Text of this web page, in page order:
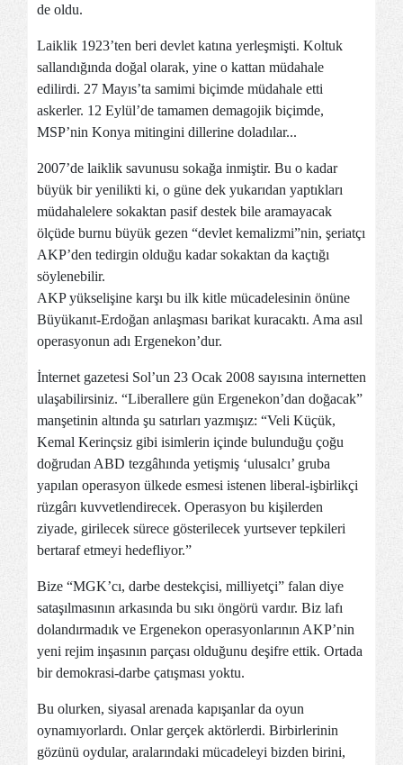
de oldu.
Laiklik 1923’ten beri devlet katına yerleşmişti. Koltuk
sallandığında doğal olarak, yine o kattan müdahale
edilirdi. 27 Mayıs’ta samimi biçimde müdahale etti
askerler. 12 Eylül’de tamamen demagojik biçimde,
MSP’nin Konya mitingini dillerine doladılar...
2007’de laiklik savunusu sokağa inmiştir. Bu o kadar
büyük bir yenilikti ki, o güne dek yukarıdan yaptıkları
müdahalelere sokaktan pasif destek bile aramayacak
ölçüde burnu büyük gezen “devlet kemalizmi”nin, şeriatçı
AKP’den tedirgin olduğu kadar sokaktan da kaçtığı
söylenebilir.
AKP yükselişine karşı bu ilk kitle mücadelesinin önüne
Büyükanıt-Erdoğan anlaşması barikat kuracaktı. Ama asıl
operasyonun adı Ergenekon’dur.
İnternet gazetesi Sol’un 23 Ocak 2008 sayısına internetten
ulaşabilirsiniz. “Liberallere gün Ergenekon’dan doğacak”
manşetinin altında şu satırları yazmışız: “Veli Küçük,
Kemal Kerinçsiz gibi isimlerin içinde bulunduğu çoğu
doğrudan ABD tezgâhında yetişmiş ‘ulusalcı’ gruba
yapılan operasyon ülkede esmesi istenen liberal-işbirlikçi
rüzgârı kuvvetlendirecek. Operasyon bu kişilerden
ziyade, girilecek sürece gösterilecek yurtsever tepkileri
bertaraf etmeyi hedefliyor.”
Bize “MGK’cı, darbe destekçisi, milliyetçi” falan diye
sataşılmasının arkasında bu sıkı öngörü vardır. Biz lafı
dolandırmadık ve Ergenekon operasyonlarının AKP’nin
yeni rejim inşasının parçası olduğunu deşifre ettik. Ortada
bir demokrasi-darbe çatışması yoktu.
Bu olurken, siyasal arenada kapışanlar da oyun
oynamıyorlardı. Onlar gerçek aktörlerdi. Birbirlerinin
gözünü oydular, aralarındaki mücadeleyi bizden birini,